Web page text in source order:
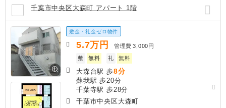
千葉市中央区大森町 アパート 1階
敷金・礼金ゼロ物件
5.7万円 管理費 3,000円
敷
無料 礼 無料
大森台駅 歩8分
蘇我駅 歩20分
千葉寺駅 歩28分
千葉市中央区大森町